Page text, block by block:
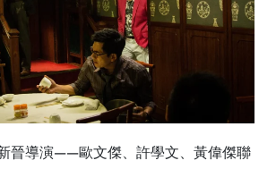
晉導演——歐文傑、許學文、黃偉傑聯